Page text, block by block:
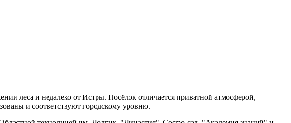
леса и недалеко от Истры. Посёлок отличается приватной атмосферой,
и соответствуют городскому уровню.